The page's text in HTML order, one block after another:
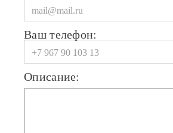
Ваш телефон:
Описание: